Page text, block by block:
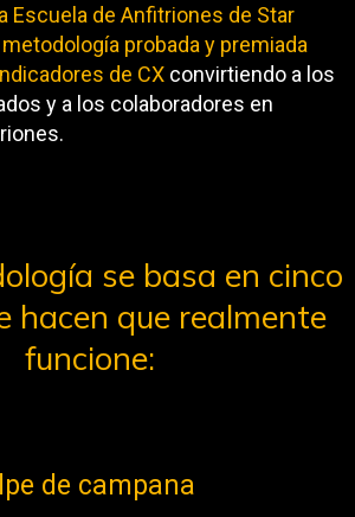
Escuela de Anfitriones de Star
probada y premiada
de CX convirtiendo a los
y a los colaboradores en
se basa en cinco
hacen que realmente
funcione:
de campana